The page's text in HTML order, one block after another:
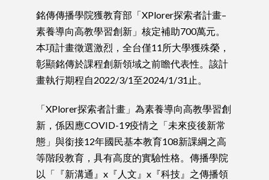
銘傳傳播學院獲教育部「XPlorer探索者計畫–
素養導向高教學習創新」核定補助700萬元。
本項計畫徵選激烈，全台僅11所大學獲殊榮，
彰顯銘傳於課程創新領域之前瞻代表性。該計
畫執行期程自2022/3/1至2024/1/31止。
「XPlorer探索者計畫」為素養導向高教學習創
新，係因應COVID-19疫情之「未來疫後新常
態」與銜接12年國民基本教育108新課綱之高
等階段教育，具有高度的實驗性格。傳播學院
以「『新溝通』x『人文』x『科技』之傳播領